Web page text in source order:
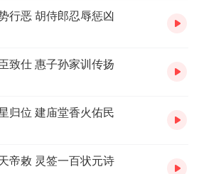
行恶 胡侍郎忍辱惩凶
致仕 惠子孙家训传扬
归位 建庙堂香火佑民
帝敕 灵签一百状元诗